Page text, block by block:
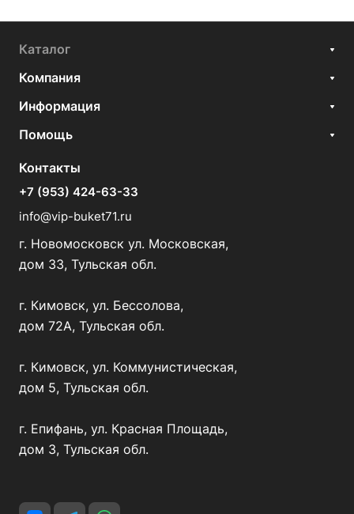
Каталог
Компания
Информация
Помощь
Контакты
+7 (953) 424-63-33
info@vip-buket71.ru
г. Новомосковск ул. Московская,
дом 33, Тульская обл.
г. Кимовск, ул. Бессолова,
дом 72А, Тульская обл.
г. Кимовск, ул. Коммунистическая,
дом 5, Тульская обл.
г. Епифань, ул. Красная Площадь,
дом 3, Тульская обл.